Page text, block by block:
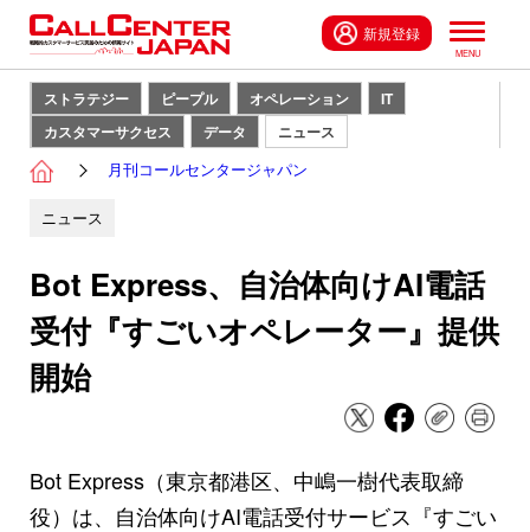
新規登録
ストラテジー ピープル オペレーション
IT
カスタマーサクセス
データ ニュース
月刊コールセンタージャパン
ニュース
Bot Express、自治体向けAI電話
受付『すごいオペレーター』提供
開始
Bot Express（東京都港区、中嶋一樹代表取締
役）は、自治体向けAI電話受付サービス『すごい